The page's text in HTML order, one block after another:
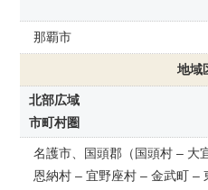
那覇市
地域
北部広域
市町村圏
名護市、国頭郡（国頭村 – 大
恩納村 – 宜野座村 – 金武町 –